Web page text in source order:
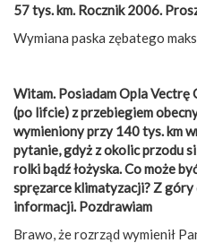
57 tys. km. Rocznik 2006.
Wymiana paska zębatego
Witam. Posiadam Opla
(po lifcie) z przebiegiem
wymieniony przy 140 tys. km
pytanie, gdyż z okolic przodu
rolki bądź łożyska. Co może
spręzarce klimatyzacji? Z góry
informacji. Pozdrawiam
Brawo, że rozrząd wymienił